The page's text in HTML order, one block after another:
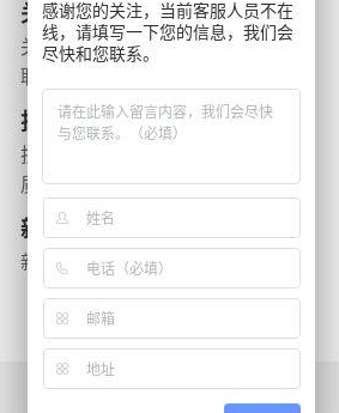
关于我们
关于我们
联系我们
技术支持
技术文档
质检报告
新闻资讯
新闻动态
产品信息
微生物质控菌株
遗传毒理
药敏检测
感谢您的关注，当前客服人员不在
线，请填写一下您的信息，我们会
尽快和您联系。